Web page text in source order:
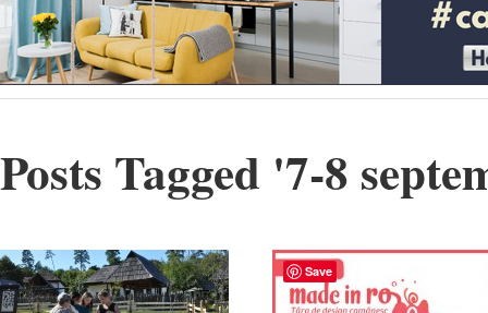
Posts Tagged '7-8
Save